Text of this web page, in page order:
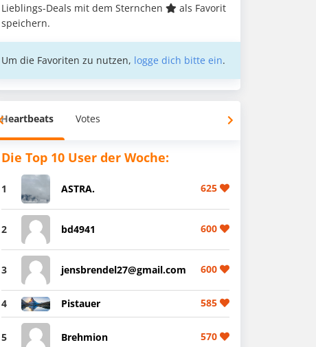
Lieblings-Deals mit dem Sternchen
als Favorit
speichern.
Um die Favoriten zu nutzen, logge dich bitte ein.
Heartbeats Votes
Die Top 10 User der Woche:
1 ASTRA. 625
2 bd4941 600
3 jensbrendel27@gmail.com 600
4 Pistauer 585
5 Brehmion 570